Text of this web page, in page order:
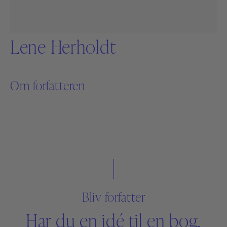
Lene Herholdt
Om forfatteren
Bliv forfatter
Har du en idé til en bog,